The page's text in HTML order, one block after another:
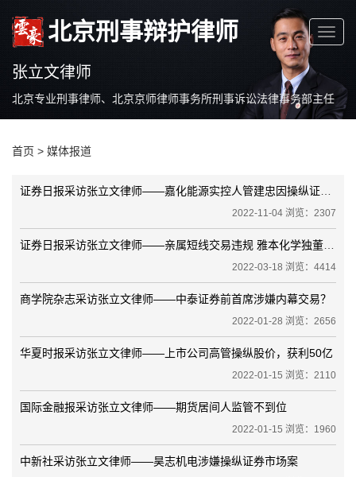
北京刑事辩护律师
张立文律师
北京专业刑事律师、北京京师律师事务所刑事诉讼法律事务部主任
首页 > 媒体报道
2022-11-04 浏览：2307
2022-03-18 浏览：4414
商学院杂志采访张立文律师——中泰证券前首席涉嫌内幕交易？
2022-01-28 浏览：2656
华夏时报采访张立文律师——上市公司高管操纵股价，获利50亿
2022-01-15 浏览：2110
国际金融报采访张立文律师——期货居间人监管不到位
2022-01-15 浏览：1960
中新社采访张立文律师——昊志机电涉嫌操纵证券市场案